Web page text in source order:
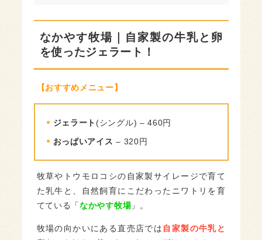
【牛乳】村井牧場｜遠鉄ストアで販売！”都
田のおいしい牛乳”
畜産も盛んな浜松！
なかやす牧場｜自家製の牛乳と卵
を使ったジェラート！
【おすすめメニュー】
ジェラート (シングル) – 460円
おっぱいアイス – 320円
牧草やトウモロコシの自家製サイレージで育て
た乳牛と、自然飼育にこだわったニワトリを育
てている「なかやす牧場」。
牧場の向かいにある直売店では 自家製の牛乳と